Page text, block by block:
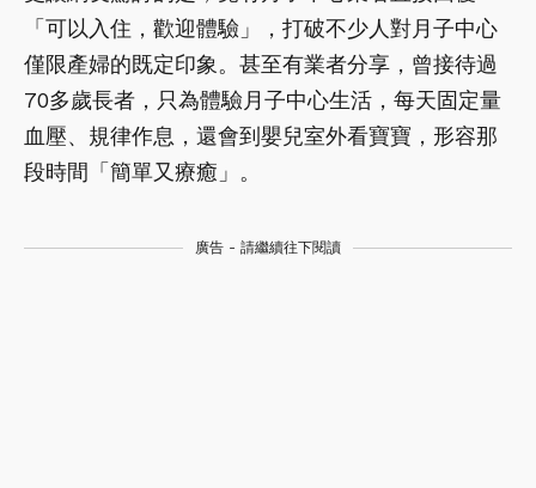
「可以入住，歡迎體驗」，打破不少人對月子中心
僅限產婦的既定印象。甚至有業者分享，曾接待過
70多歲長者，只為體驗月子中心生活，每天固定量
血壓、規律作息，還會到嬰兒室外看寶寶，形容那
段時間「簡單又療癒」。
廣告 - 請繼續往下閱讀